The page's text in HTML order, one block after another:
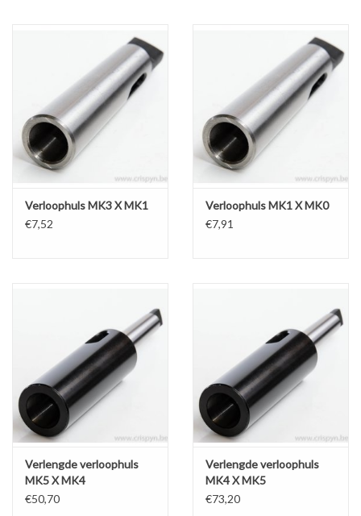
Verloophuls MK3 X MK1
€7,52
Verloophuls MK1 X MK0
€7,91
Verlengde verloophuls
MK5 X MK4
€50,70
Verlengde verloophuls
MK4 X MK5
€73,20